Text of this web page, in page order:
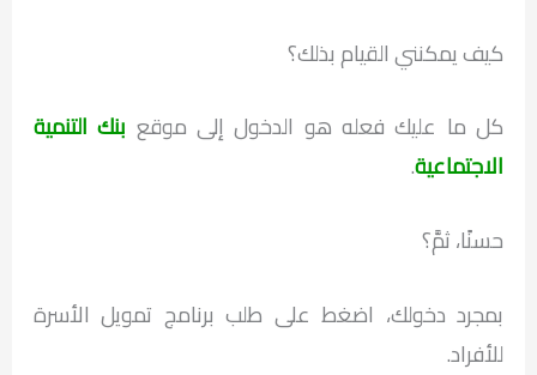
كيف يمكنني القيام بذلك؟
كل ما عليك فعله هو الدخول إلى موقع بنك التنمية
الاجتماعية.
حسنًا، ثمَّ؟
بمجرد دخولك، اضغط على طلب برنامج تمويل الأسرة
للأفراد.